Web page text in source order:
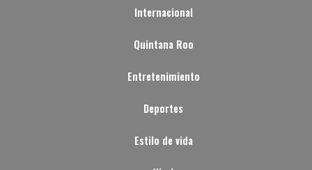
Internacional
Quintana Roo
Entretenimiento
Deportes
Estilo de vida